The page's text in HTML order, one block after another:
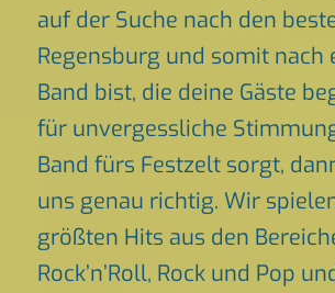
auf der Suche nach den
Regensburg und somit nach
Band bist, die deine Gäste
für unvergessliche
Band fürs Festzelt sorgt,
uns genau richtig. Wir
größten Hits aus den
Rock’n’Roll, Rock und Pop